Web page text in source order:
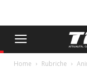
Home Rubriche